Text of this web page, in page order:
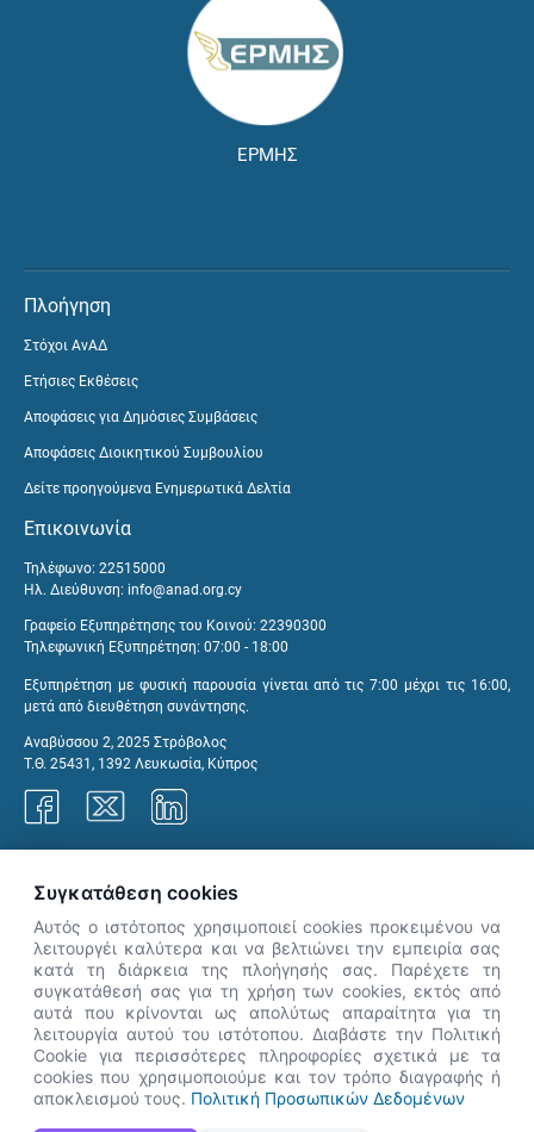
ΕΡΜΗΣ
Πλοήγηση
Στόχοι ΑνΑΔ
Ετήσιες Εκθέσεις
Αποφάσεις για Δημόσιες Συμβάσεις
Αποφάσεις Διοικητικού Συμβουλίου
Δείτε προηγούμενα Ενημερωτικά Δελτία
Επικοινωνία
Τηλέφωνο: 22515000
Ηλ. Διεύθυνση: info@anad.org.cy
Γραφείο Εξυπηρέτησης του Κοινού: 22390300
Τηλεφωνική Εξυπηρέτηση: 07:00 - 18:00
Εξυπηρέτηση με φυσική παρουσία γίνεται από τις 7:00 μέχρι τις 16:00,
μετά από διευθέτηση συνάντησης.
Αναβύσσου 2, 2025 Στρόβολος
Τ.Θ. 25431, 1392 Λευκωσία, Κύπρος
👋 Καλώς ήρθες! Είμαι η Νόησις.
Πες μου πώς μπορώ να σε βοηθήσω
σήμερα.
Συγκατάθεση cookies
Αυτός ο ιστότοπος χρησιμοποιεί cookies προκειμένου να
λειτουργέι καλύτερα και να βελτιώνει την εμπειρία σας
κατά τη διάρκεια της πλοήγησής σας. Παρέχετε τη
συγκατάθεσή σας για τη χρήση των cookies, εκτός από
αυτά που κρίνονται ως απολύτως απαραίτητα για τη
λειτουργία αυτού του ιστότοπου. Διαβάστε την Πολιτική
Cookie για περισσότερες πληροφορίες σχετικά με τα
cookies που χρησιμοποιούμε και τον τρόπο διαγραφής ή
αποκλεισμού τους. Πολιτική Προσωπικών Δεδομένων